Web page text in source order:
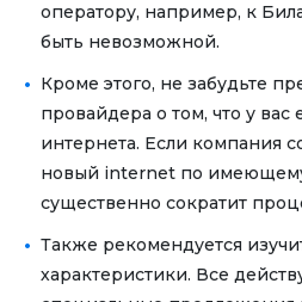
оператору, например, к
быть невозможной.
Кроме этого, не забудьте
провайдера о том, что у вас
интернета. Если компания
новый internet по
существенно сократит
Также рекомендуется
характеристики. Все